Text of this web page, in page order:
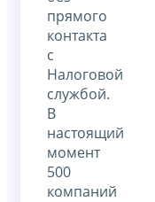
прямого
контакта
с
Налоговой
службой.
В
настоящий
момент
500
компаний